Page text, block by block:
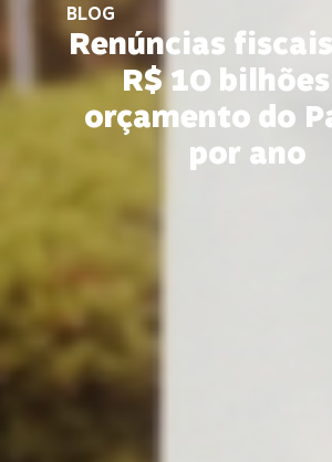
BLOG
Renúncias
R$ 10
orçamento do
por ano